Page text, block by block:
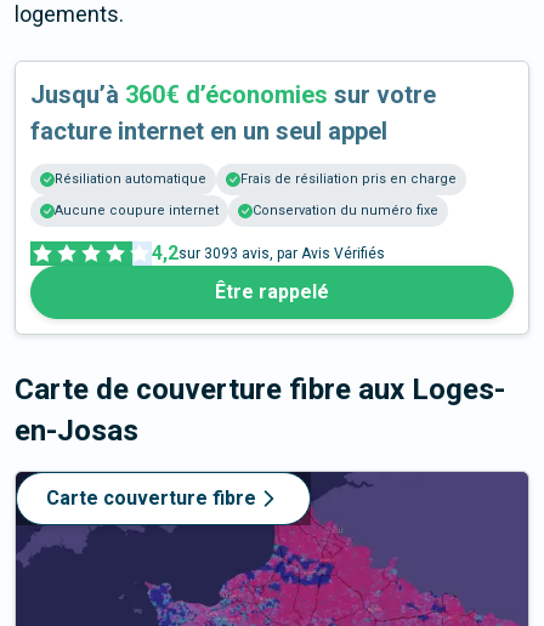
logements.
Jusqu’à 360€ d’économies sur votre
facture internet en un seul appel
Résiliation automatique
Frais de résiliation pris en charge
Aucune coupure internet
Conservation du numéro fixe
4,2sur 3093 avis, par Avis Vérifiés
Être rappelé
Carte de couverture fibre aux Loges-
en-Josas
Carte couverture fibre